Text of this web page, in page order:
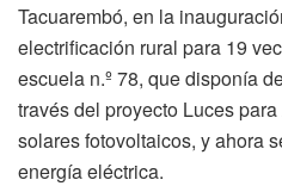
Tacuarembó, en la
electrificación rural para 19
escuela n.º 78, que disponía
través del proyecto Luces
solares fotovoltaicos, y ahora
energía eléctrica.